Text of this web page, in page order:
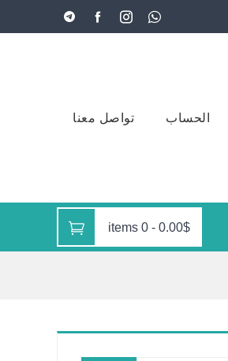
الحساب تواصل معنا
0.00$
-
0 items